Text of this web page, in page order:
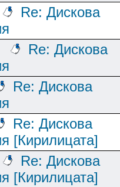
Re: Дискова
Re: Дискова
Re: Дискова
Re: Дискова
[Кирилицата]
Re: Дискова
[Кирилицата]